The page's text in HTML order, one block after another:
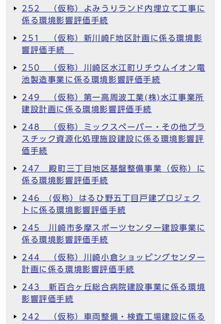
252 （仮称）よみうりランド内埋立て工事に
係る環境影響評価手続
251 （仮称）新川崎F地区計画に係る環境影
響評価手続
250 （仮称）川崎区水江町リチウムイオン電
池製造事業に係る環境影響評価手続
249 （仮称）第一高周波工業(株)水江事業所
建設計画に係る環境影響評価手続
248 （仮称）ミックスペーパー・その他プラ
スチック資源化処理施設建設に係る環境影響評
価手続
247 殿町三丁目地区基盤整備事業（仮称）に
係る環境影響評価手続
246 (仮称）はるひ野五丁目戸建プロジェク
トに係る環境影響評価手続
245 川崎市多摩スポーツセンター建設事業に
係る環境影響評価手続
244 （仮称）川崎小倉ショッピングセンター
計画に係る環境影響評価手続
243 新百合ヶ丘総合病院建設事業に係る環境
影響評価手続
242 （仮称）車両整備・検査工場建設に係る